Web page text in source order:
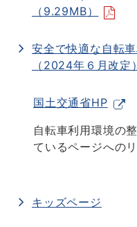
（9.29MB）
安全で快適な自転
（2024年６月改
国土交通省HP
自転車利用環境の
ているページへの
キッズページ